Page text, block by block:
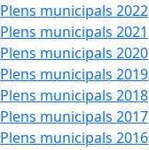
Plens municipals 2022
Plens municipals 2021
Plens municipals 2020
Plens municipals 2019
Plens municipals 2018
Plens municipals 2017
Plens municipals 2016